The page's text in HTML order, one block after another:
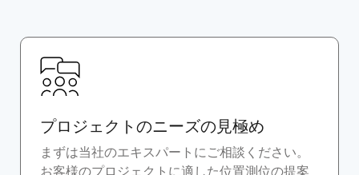
プロジェクトのニーズの見極め
まずは当社のエキスパートにご相談ください。
お客様のプロジェクトに適した位置測位の提案